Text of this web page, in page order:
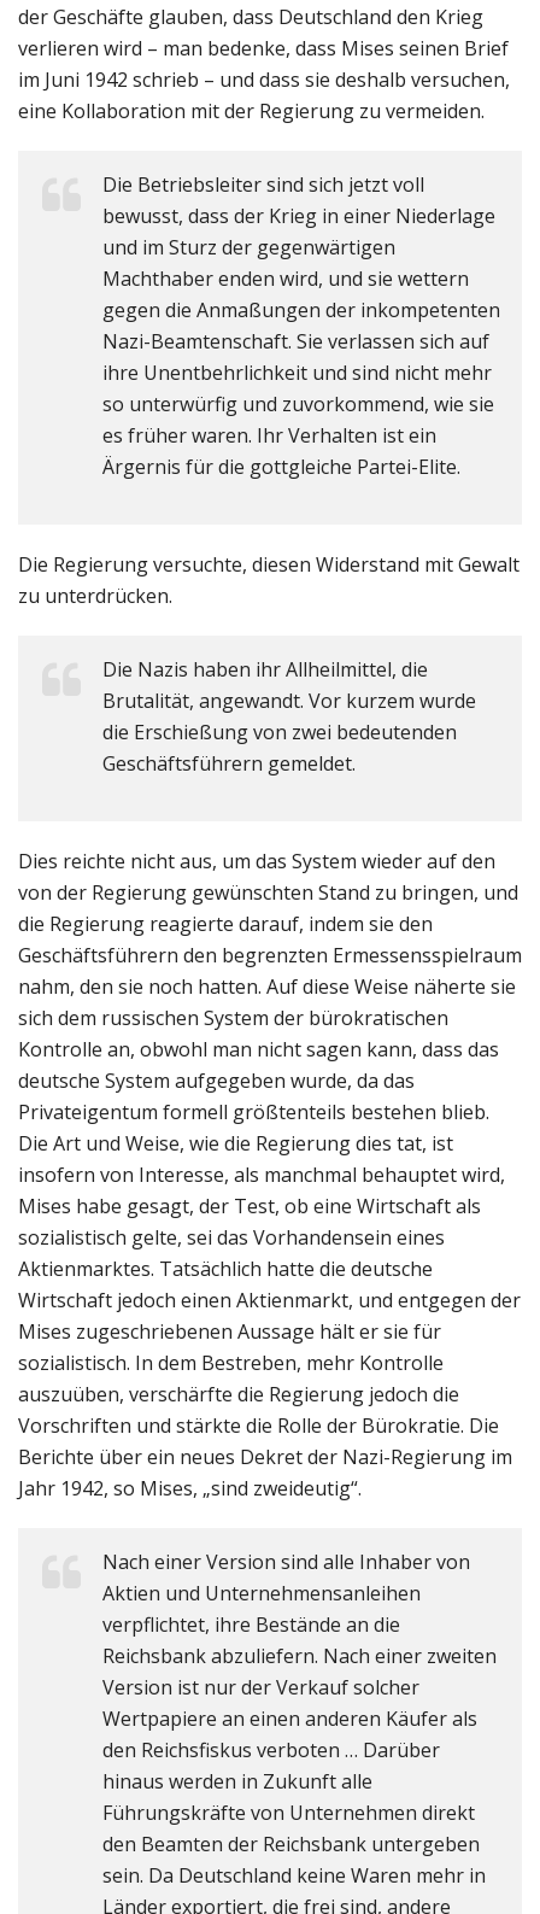
der Geschäfte glauben, dass Deutschland den Krieg
verlieren wird – man bedenke, dass Mises seinen Brief
im Juni 1942 schrieb – und dass sie deshalb versuchen,
eine Kollaboration mit der Regierung zu vermeiden.
Die Betriebsleiter sind sich jetzt voll
bewusst, dass der Krieg in einer Niederlage
und im Sturz der gegenwärtigen
Machthaber enden wird, und sie wettern
gegen die Anmaßungen der inkompetenten
Nazi-Beamtenschaft. Sie verlassen sich auf
ihre Unentbehrlichkeit und sind nicht mehr
so unterwürfig und zuvorkommend, wie sie
es früher waren. Ihr Verhalten ist ein
Ärgernis für die gottgleiche Partei-Elite.
Die Regierung versuchte, diesen Widerstand mit Gewalt
zu unterdrücken.
Die Nazis haben ihr Allheilmittel, die
Brutalität, angewandt. Vor kurzem wurde
die Erschießung von zwei bedeutenden
Geschäftsführern gemeldet.
Dies reichte nicht aus, um das System wieder auf den
von der Regierung gewünschten Stand zu bringen, und
die Regierung reagierte darauf, indem sie den
Geschäftsführern den begrenzten Ermessensspielraum
nahm, den sie noch hatten. Auf diese Weise näherte sie
sich dem russischen System der bürokratischen
Kontrolle an, obwohl man nicht sagen kann, dass das
deutsche System aufgegeben wurde, da das
Privateigentum formell größtenteils bestehen blieb.
Die Art und Weise, wie die Regierung dies tat, ist
insofern von Interesse, als manchmal behauptet wird,
Mises habe gesagt, der Test, ob eine Wirtschaft als
sozialistisch gelte, sei das Vorhandensein eines
Aktienmarktes. Tatsächlich hatte die deutsche
Wirtschaft jedoch einen Aktienmarkt, und entgegen der
Mises zugeschriebenen Aussage hält er sie für
sozialistisch. In dem Bestreben, mehr Kontrolle
auszuüben, verschärfte die Regierung jedoch die
Vorschriften und stärkte die Rolle der Bürokratie. Die
Berichte über ein neues Dekret der Nazi-Regierung im
Jahr 1942, so Mises, „sind zweideutig“.
Nach einer Version sind alle Inhaber von
Aktien und Unternehmensanleihen
verpflichtet, ihre Bestände an die
Reichsbank abzuliefern. Nach einer zweiten
Version ist nur der Verkauf solcher
Wertpapiere an einen anderen Käufer als
den Reichsfiskus verboten … Darüber
hinaus werden in Zukunft alle
Führungskräfte von Unternehmen direkt
den Beamten der Reichsbank untergeben
sein. Da Deutschland keine Waren mehr in
Länder exportiert, die frei sind, andere